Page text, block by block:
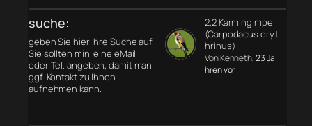
suche:
geben Sie hier Ihre Suche auf.
Sie sollten min. eine eMail
oder Tel. angeben, damit man
ggf. Kontakt zu Ihnen
aufnehmen kann.
2,2 Karmingimpel
(Carpodacus eryt
hrinus)
Von Kenneth, 23 Ja
hren vor